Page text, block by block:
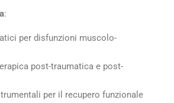
:
per disfunzioni muscolo-
post-traumatica e post-
per il recupero funzionale